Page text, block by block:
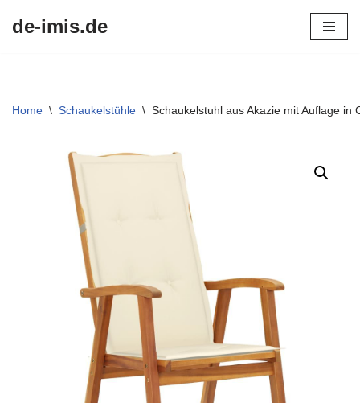
de-imis.de
Home \ Schaukelstühle \ Schaukelstuhl aus Akazie mit Auflage in